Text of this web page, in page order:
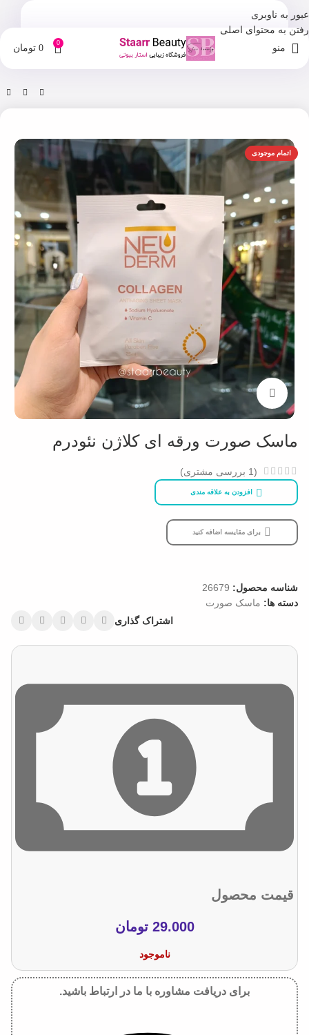
عبور به ناوبری
رفتن به محتوای اصلی
منو 0
0 تومان
فروشگاه ماسک صورت
اتمام موجودی
بزرگنمایی تصویر
ماسک صورت ورقه ای کلاژن نئودرم
(
1 بررسی مشتری)
افزودن به علاقه مندی
برای مقایسه اضافه کنید
شناسه محصول: 26679
دسته ها: ماسک صورت
اشتراک گذاری
قیمت محصول
29.000 تومان
ناموجود
برای دریافت مشاوره با ما در ارتباط باشید.